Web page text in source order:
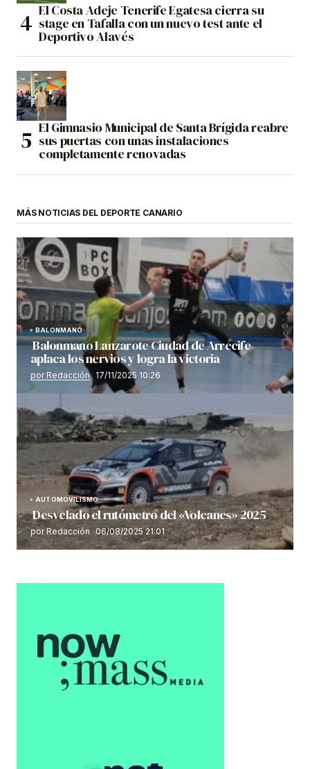
El Costa Adeje Tenerife Egatesa cierra su
stage en Tafalla con un nuevo test ante el
Deportivo Alavés
El Gimnasio Municipal de Santa Brígida reabre
sus puertas con unas instalaciones
completamente renovadas
MÁS NOTICIAS DEL DEPORTE CANARIO
BALONMANO
Balonmano Lanzarote Ciudad de Arrecife
aplaca los nervios y logra la victoria
por Redacción 17/11/2025 10:26
AUTOMOVILISMO
Desvelado el rutómetro del «Volcanes» 2025
por Redacción 06/08/2025 21:01